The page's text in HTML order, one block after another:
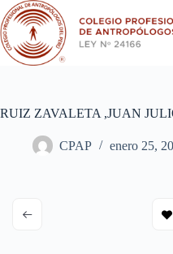
Saltar
al
contenido
RUIZ ZAVALETA ,JUAN
CPAP enero 25,